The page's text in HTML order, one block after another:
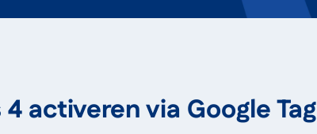
activeren via Google Tag